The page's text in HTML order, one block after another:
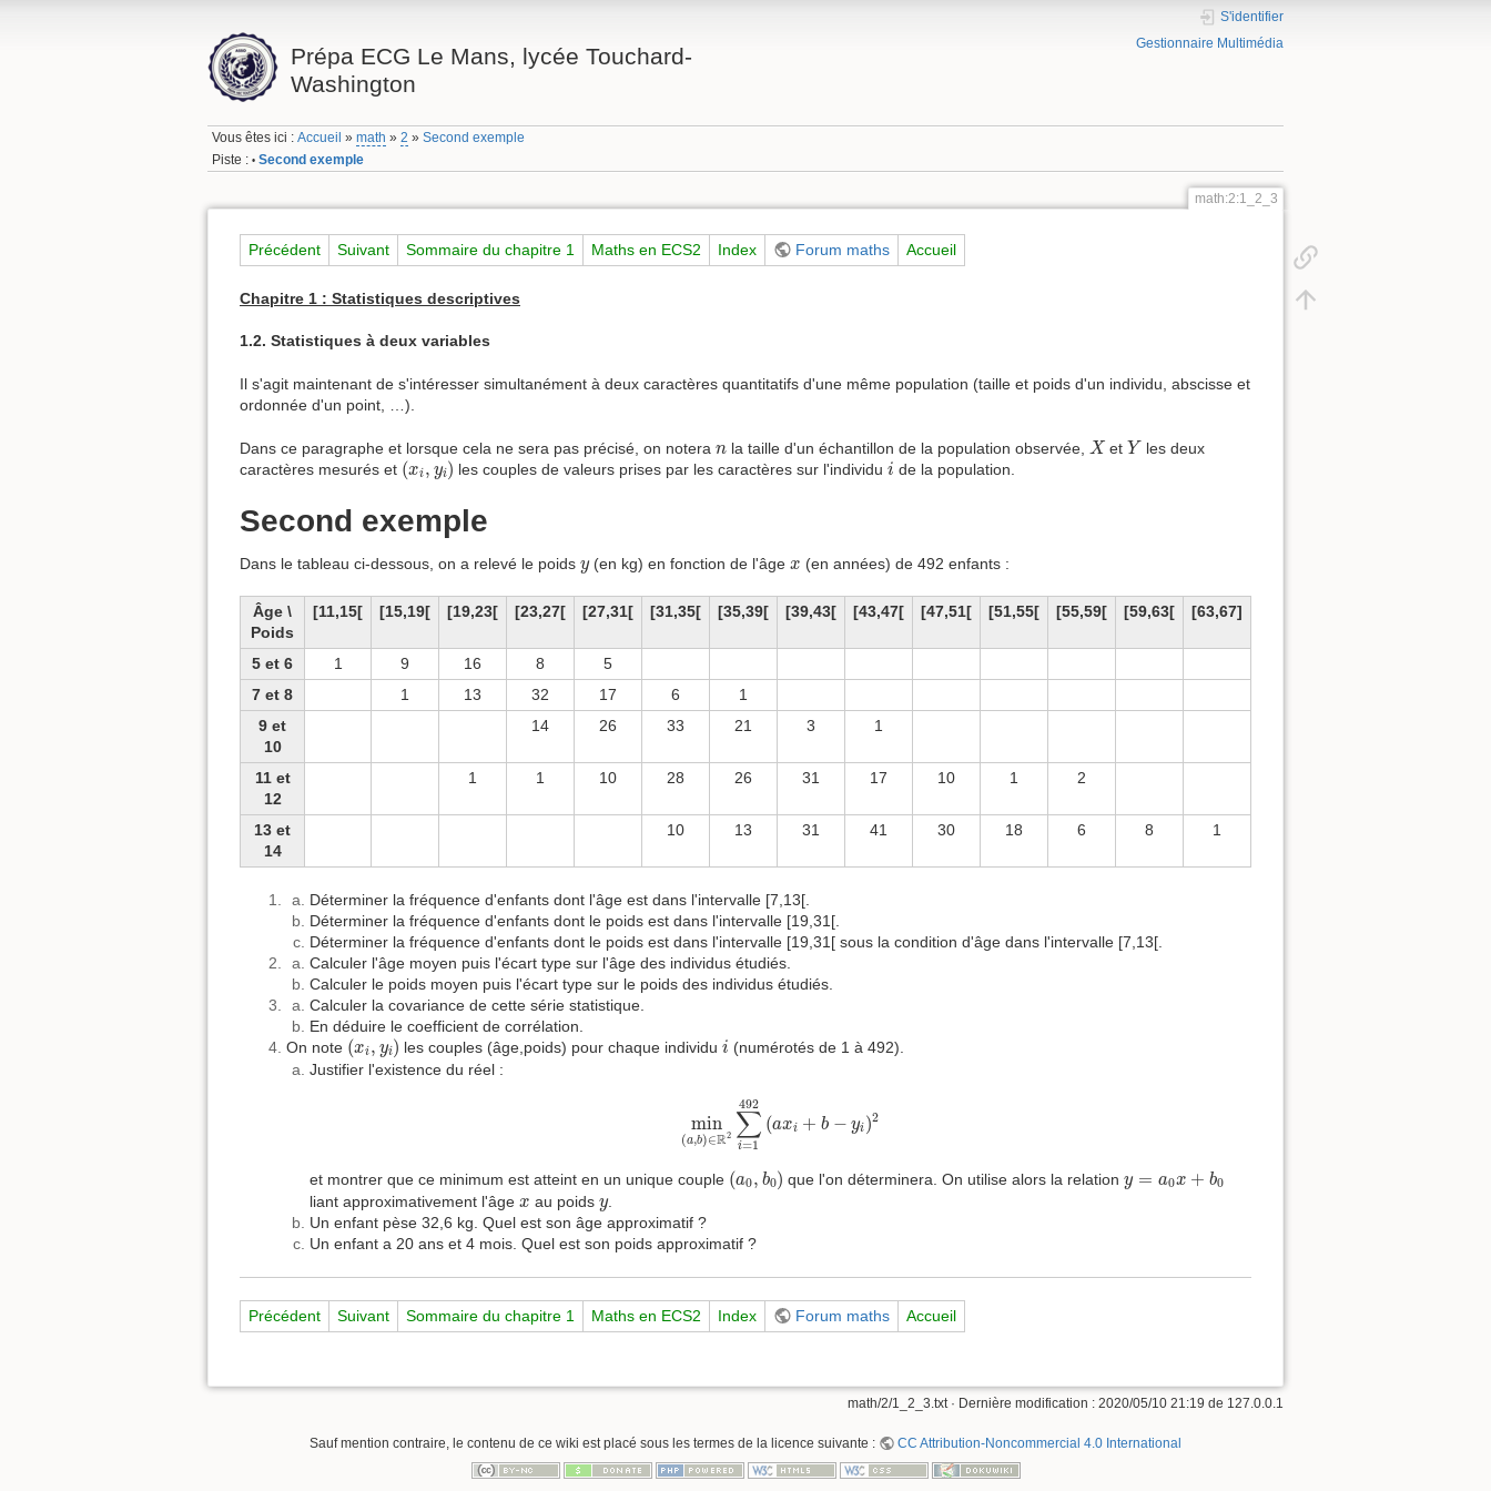
Prépa ECG Le Mans, lycée Touchard-
Washington
S'identifier
Gestionnaire Multimédia
Vous êtes ici :Accueil »math »2 »Second exemple
Piste : • Second exemple
math:2:1_2_3
Précédent Suivant Sommaire du chapitre 1 Maths en ECS2 Index Forum maths Accueil
Chapitre 1 : Statistiques descriptives
1.2. Statistiques à deux variables
Il s'agit maintenant de s'intéresser simultanément à deux caractères quantitatifs d'une même population (taille et poids d'un individu, abscisse et
ordonnée d'un point, …).
Dans ce paragraphe et lorsque cela ne sera pas précisé, on notera n
n la taille d'un échantillon de la population observée, X
X etY
Y les deux
caractères mesurés et (xi, yi)
(xi,yi) les couples de valeurs prises par les caractères sur l'individui
i de la population.
Second exemple
Dans le tableau ci-dessous, on a relevé le poids y
y(en kg) en fonction de l'âgex
x (en années) de 492 enfants :
Âge \
Poids
[11,15[ [15,19[ [19,23[ [23,27[ [27,31[ [31,35[ [35,39[ [39,43[ [43,47[ [47,51[ [51,55[ [55,59[ [59,63[ [63,67]
5 et 6 1 9 16 8
5
7 et 8
1 13 32 17 6
1
9 et
10
14 26 33 21 3 1
11 et
12
1 1 10 28 26 31 17 10 1 2
13 et
14
10 13 31 41 30 18 6 8 1
Déterminer la fréquence d'enfants dont l'âge est dans l'intervalle [7,13[.
Déterminer la fréquence d'enfants dont le poids est dans l'intervalle [19,31[.
Déterminer la fréquence d'enfants dont le poids est dans l'intervalle [19,31[ sous la condition d'âge dans l'intervalle [7,13[.
Calculer l'âge moyen puis l'écart type sur l'âge des individus étudiés.
Calculer le poids moyen puis l'écart type sur le poids des individus étudiés.
Calculer la covariance de cette série statistique.
En déduire le coefficient de corrélation.
On note (xi, yi)
(xi,yi ) les couples (âge,poids) pour chaque individui
i (numérotés de 1 à 492).
Justifier l'existence du réel :
min
(a,b)∈R2
492
∑
i=1
(axi + b − yi)2
b)∈
et montrer que ce minimum est atteint en un unique couple (a0, b0)
( b 0) que l'on déterminera. On utilise alors la relationy = a0x + b0
y 0x + 0
liant approximativement l'âge x
x au poids y
y.
Un enfant pèse 32,6 kg. Quel est son âge approximatif ?
Un enfant a 20 ans et 4 mois. Quel est son poids approximatif ?
Précédent Suivant Sommaire du chapitre 1 Maths en ECS2 Index Forum maths Accueil
math/2/1_2_3.txt· Dernière modification : 2020/05/10 21:19 de 127.0.0.1
Sauf mention contraire, le contenu de ce wiki est placé sous les termes de la licence suivante : CC Attribution-Noncommercial 4.0 International